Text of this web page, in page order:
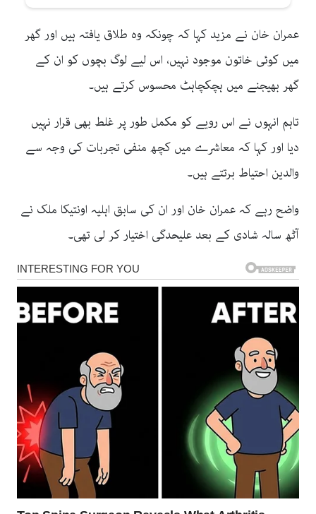
عمران خان نے مزید کہا کہ چونکہ وہ طلاق یافتہ ہیں اور گھر
میں کوئی خاتون موجود نہیں، اس لیے لوگ بچوں کو ان کے
گھر بھیجنے میں ہچکچاہٹ محسوس کرتے ہیں۔
تاہم انہوں نے اس رویے کو مکمل طور پر غلط بھی قرار نہیں
دیا اور کہا کہ معاشرے میں کچھ منفی تجربات کی وجہ سے
والدین احتیاط برتتے ہیں۔
واضح رہے کہ عمران خان اور ان کی سابق اہلیہ اونتیکا ملک نے
آٹھ سالہ شادی کے بعد علیحدگی اختیار کر لی تھی۔